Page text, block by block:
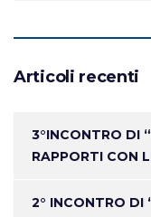
Articoli recenti
3°INCONTRO DI
RAPPORTI CON
2° INCONTRO DI